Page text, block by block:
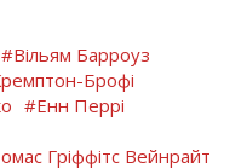
#Вільям Барроуз
Брофі
#Енн Перрі
Гріффітс Вейнрайт